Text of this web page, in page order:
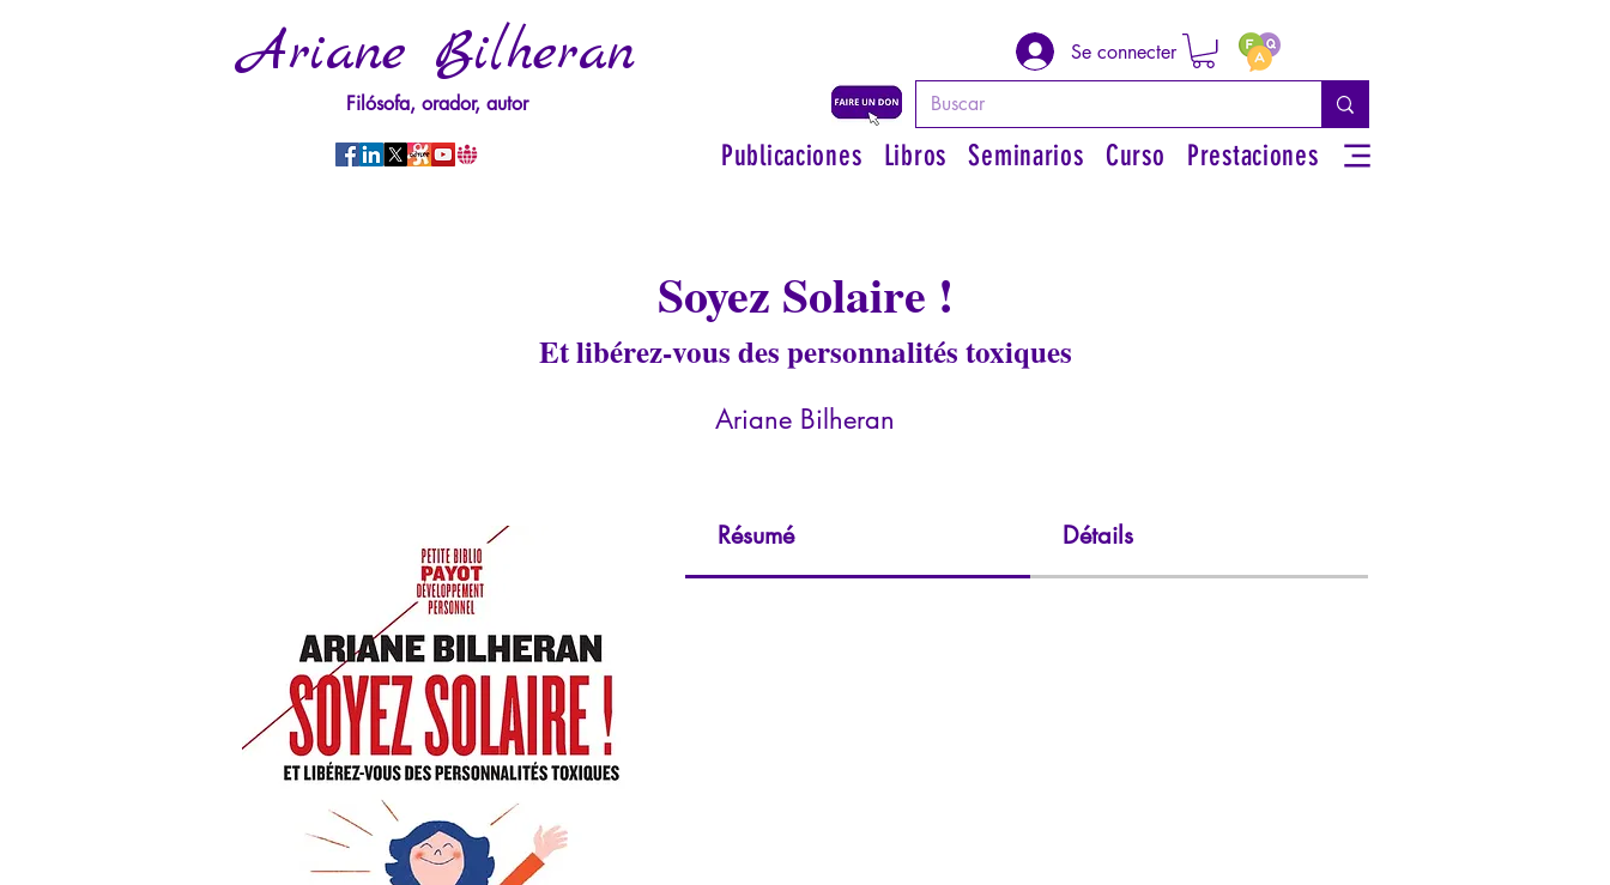
Ariane Bilheran
Filósofa, orador, autor
Se connecter
Publicaciones Libros Seminarios Curso Prestaciones
Soyez Solaire !
Et libérez-vous des personnalités toxiques
Ariane Bilheran
Résumé Détails